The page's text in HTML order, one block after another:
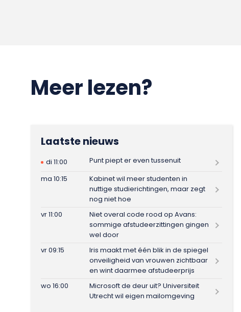
Meer lezen?
Laatste nieuws
di 11:00
Punt piept er even tussenuit
ma 10:15
Kabinet wil meer studenten in
nuttige studierichtingen, maar zegt
nog niet hoe
vr 11:00
Niet overal code rood op Avans:
sommige afstudeerzittingen gingen
wel door
vr 09:15
Iris maakt met één blik in de spiegel
onveiligheid van vrouwen zichtbaar
en wint daarmee afstudeerprijs
wo 16:00
Microsoft de deur uit? Universiteit
Utrecht wil eigen mailomgeving